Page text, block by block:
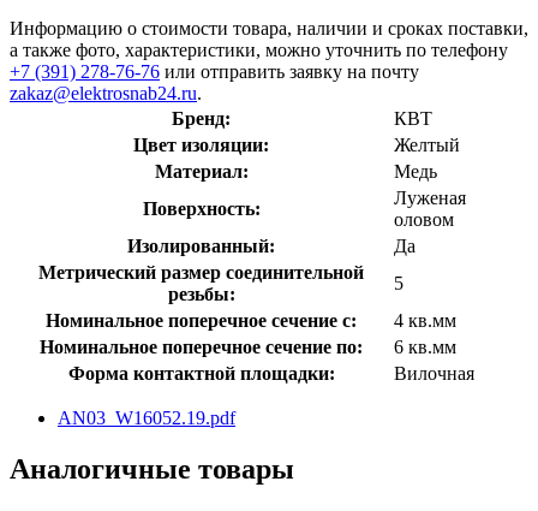
Информацию о стоимости товара, наличии и сроках поставки,
а также фото, характеристики, можно уточнить по телефону
+7 (391) 278-76-76 или отправить заявку на почту
zakaz@elektrosnab24.ru.
Бренд:
КВТ
Цвет изоляции:
Желтый
Материал:
Медь
Поверхность:
Луженая
оловом
Изолированный:
Да
Метрический размер соединительной
резьбы:
5
Номинальное поперечное сечение с:
4 кв.мм
Номинальное поперечное сечение по:
6 кв.мм
Форма контактной площадки:
Вилочная
AN03_W16052.19.pdf
Аналогичные товары